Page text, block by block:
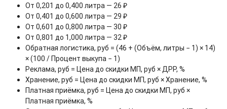
От 0,201 до 0,400 литра — 26 ₽
От 0,401 до 0,600 литра — 29 ₽
От 0,601 до 0,800 литра — 30 ₽
От 0,801 до 1,000 литра — 32 ₽
Обратная логистика, руб = (46 + (Объём, литры − 1) × 14)
× (100 / Процент выкупа − 1)
Реклама, руб = Цена до скидки МП, руб × ДРР, %
Хранение, руб = Цена до скидки МП, руб × Хранение, %
Платная приёмка, руб = Цена до скидки МП, руб ×
Платная приёмка, %